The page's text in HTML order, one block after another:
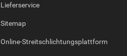
Lieferservice
Sitemap
Online-Streitschlichtungsplattform